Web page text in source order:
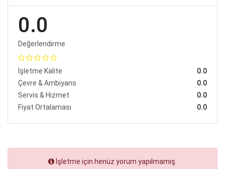
0.0
Değerlendirme
İşletme Kalite
0.0
Çevre & Ambiyans
0.0
Servis & Hizmet
0.0
Fiyat Ortalaması
0.0
İşletme için henüz yorum yapılmamış.